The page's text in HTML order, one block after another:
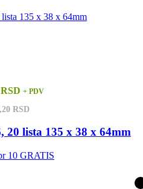
+ PDV
RSD
lista 135 x 38 x 64mm